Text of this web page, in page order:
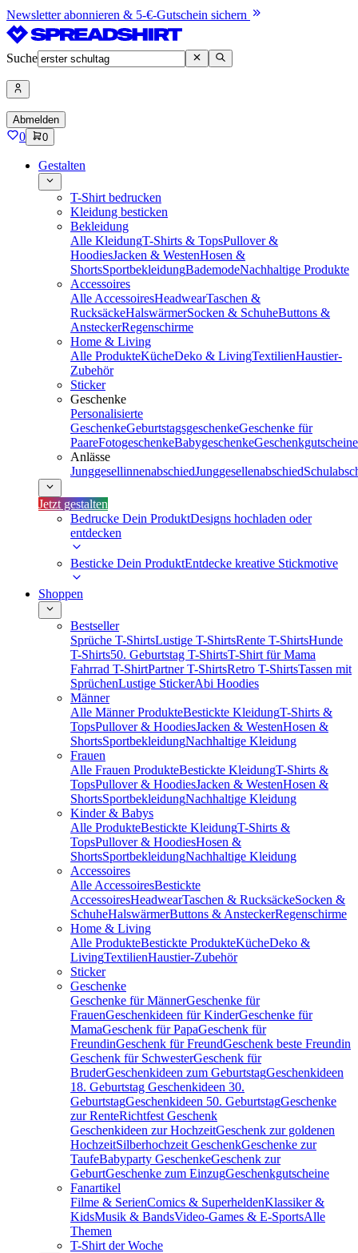
Newsletter abonnieren & 5-€-Gutschein sichern
Suche
Abmelden
0 0
Gestalten
T-Shirt bedrucken
Kleidung besticken
Bekleidung
Alle KleidungT-Shirts & TopsPullover &
HoodiesJacken & WestenHosen &
ShortsSportbekleidungBademodeNachhaltige Produkte
Accessoires
Alle AccessoiresHeadwearTaschen &
RucksäckeHalswärmerSocken & SchuheButtons &
AnsteckerRegenschirme
Home & Living
Alle ProdukteKücheDeko & LivingTextilienHaustier-
Zubehör
Sticker
Geschenke
Personalisierte
GeschenkeGeburtstagsgeschenkeGeschenke für
PaareFotogeschenkeBabygeschenkeGeschenkgutscheine
Anlässe
JunggesellinnenabschiedJunggesellenabschied
Jetzt gestalten
Bedrucke Dein ProduktDesigns hochladen oder
entdecken
Besticke Dein ProduktEntdecke kreative Stickmotive
Shoppen
Bestseller
Sprüche T-ShirtsLustige T-ShirtsRente T-ShirtsHunde
T-Shirts50. Geburtstag T-ShirtsT-Shirt für Mama
Fahrrad T-ShirtPartner T-ShirtsRetro T-ShirtsTassen mit
SprüchenLustige StickerAbi Hoodies
Männer
Alle Männer ProdukteBestickte KleidungT-Shirts &
TopsPullover & HoodiesJacken & WestenHosen &
ShortsSportbekleidungNachhaltige Kleidung
Frauen
Alle Frauen ProdukteBestickte KleidungT-Shirts &
TopsPullover & HoodiesJacken & WestenHosen &
ShortsSportbekleidungNachhaltige Kleidung
Kinder & Babys
Alle ProdukteBestickte KleidungT-Shirts &
TopsPullover & HoodiesHosen &
ShortsSportbekleidungNachhaltige Kleidung
Accessoires
Alle AccessoiresBestickte
AccessoiresHeadwearTaschen & RucksäckeSocken &
SchuheHalswärmerButtons & AnsteckerRegenschirme
Home & Living
Alle ProdukteBestickte ProdukteKücheDeko &
LivingTextilienHaustier-Zubehör
Sticker
Geschenke
Geschenke für MännerGeschenke für
FrauenGeschenkideen für KinderGeschenke für
MamaGeschenk für PapaGeschenk für
FreundinGeschenk für FreundGeschenk beste Freundin
Geschenk für SchwesterGeschenk für
BruderGeschenkideen zum GeburtstagGeschenkideen
18. Geburtstag Geschenkideen 30.
GeburtstagGeschenkideen 50. GeburtstagGeschenke
zur RenteRichtfest Geschenk
Geschenkideen zur HochzeitGeschenk zur goldenen
HochzeitSilberhochzeit GeschenkGeschenke zur
TaufeBabyparty GeschenkeGeschenk zur
GeburtGeschenke zum EinzugGeschenkgutscheine
Fanartikel
Filme & SerienComics & SuperheldenKlassiker &
KidsMusik & BandsVideo-Games & E-SportsAlle
Themen
T-Shirt der Woche